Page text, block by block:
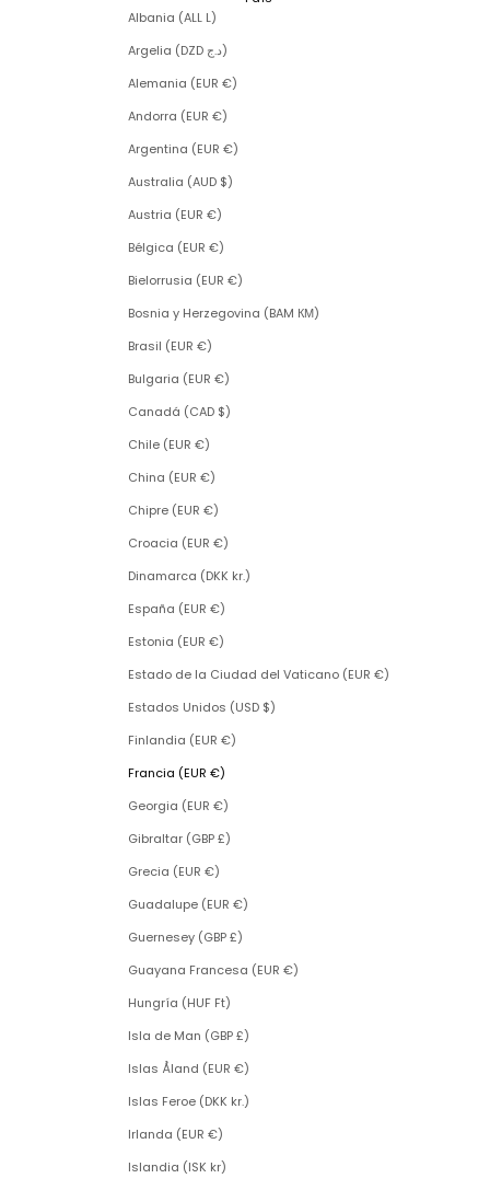
Albania (ALL L)
Argelia (DZD د.ج)
Alemania (EUR €)
Andorra (EUR €)
Argentina (EUR €)
Australia (AUD $)
Austria (EUR €)
Bélgica (EUR €)
Bielorrusia (EUR €)
Bosnia y Herzegovina (BAM КМ)
Brasil (EUR €)
Bulgaria (EUR €)
Canadá (CAD $)
Chile (EUR €)
China (EUR €)
Chipre (EUR €)
Croacia (EUR €)
Dinamarca (DKK kr.)
España (EUR €)
Estonia (EUR €)
Estado de la Ciudad del Vaticano (EUR €)
Estados Unidos (USD $)
Finlandia (EUR €)
Francia (EUR €)
Georgia (EUR €)
Gibraltar (GBP £)
Grecia (EUR €)
Guadalupe (EUR €)
Guernesey (GBP £)
Guayana Francesa (EUR €)
Hungría (HUF Ft)
Isla de Man (GBP £)
Islas Åland (EUR €)
Islas Feroe (DKK kr.)
Irlanda (EUR €)
Islandia (ISK kr)